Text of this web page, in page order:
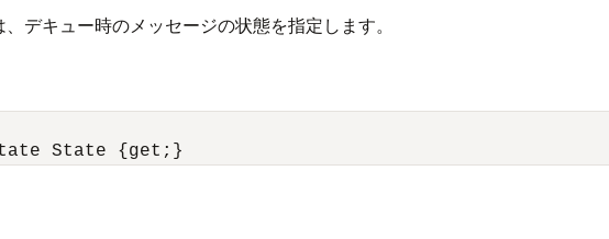
デキュー時のメッセージの状態を指定します。
State {get;}